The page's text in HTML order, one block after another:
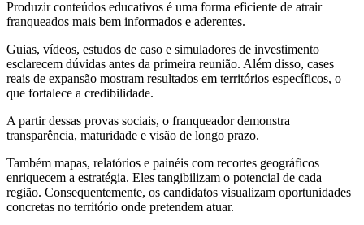
Produzir conteúdos educativos é uma forma eficiente de atrair
franqueados mais bem informados e aderentes.
Guias, vídeos, estudos de caso e simuladores de investimento
esclarecem dúvidas antes da primeira reunião. Além disso, cases
reais de expansão mostram resultados em territórios específicos, o
que fortalece a credibilidade.
A partir dessas provas sociais, o franqueador demonstra
transparência, maturidade e visão de longo prazo.
Também mapas, relatórios e painéis com recortes geográficos
enriquecem a estratégia. Eles tangibilizam o potencial de cada
região. Consequentemente, os candidatos visualizam oportunidades
concretas no território onde pretendem atuar.